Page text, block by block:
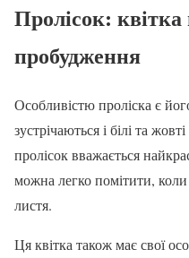
Пролісок: квітка
пробудження
Особливістю проліска є
зустрічаються і білі та
пролісок вважається
можна легко помітити, коли
листя.
Ця квітка також має свої